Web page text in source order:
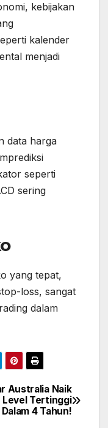
kebijakan
kalender
menjadi
data harga
seperti
sering
yang tepat,
loss, sangat
dalam
Australia Naik
Level Tertinggi
Dalam 4 Tahun!